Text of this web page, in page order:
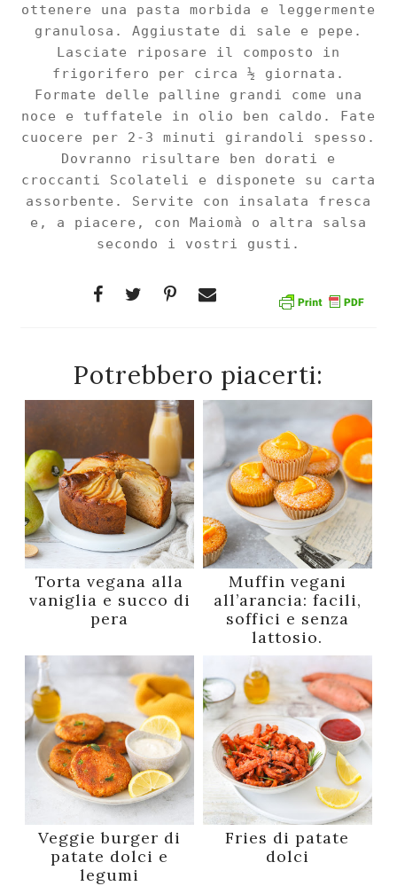
ottenere una pasta morbida e leggermente
granulosa. Aggiustate di sale e pepe.
Lasciate riposare il composto in
frigorifero per circa ½ giornata.
Formate delle palline grandi come una
noce e tuffatele in olio ben caldo. Fate
cuocere per 2-3 minuti girandoli spesso.
Dovranno risultare ben dorati e
croccanti Scolateli e disponete su carta
assorbente. Servite con insalata fresca
e, a piacere, con Maiomà o altra salsa
secondo i vostri gusti.
Potrebbero piacerti:
Torta vegana alla
vaniglia e succo di
pera
Muffin vegani
all’arancia: facili,
soffici e senza
lattosio.
Veggie burger di
patate dolci e
legumi
Fries di patate
dolci